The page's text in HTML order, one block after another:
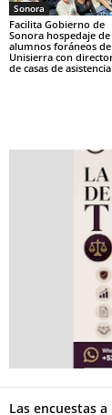
Sonora
Facilita Gobierno de
Sonora hospedaje de
alumnos foráneos de
Unisierra con
de casas de asistencia
Las encuestas a